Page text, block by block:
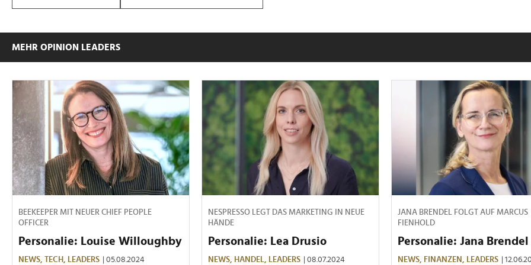
MEHR OPINION LEADERS
BEEKEEPER MIT NEUER CHIEF PEOPLE
OFFICER
Personalie: Louise Willoughby
NEWS, TECH, LEADERS | 05.08.2024
NESPRESSO LEGT DAS MARKETING IN NEUE
HÄNDE
Personalie: Lea Drusio
NEWS, HANDEL, LEADERS | 08.07.2024
JANA BRENDEL FOLGT AUF MARCUS
FIENHOLD
Personalie: Jana Brendel
NEWS, FINANZEN, LEADERS |